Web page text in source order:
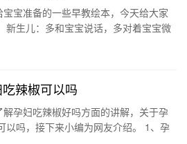
宝准备的一些早教绘本，今天给大家
新生儿：多和宝宝说话，多对着宝宝微
辣椒可以吗
孕妇吃辣椒好吗方面的讲解，关于孕
以吗，接下来小编为网友介绍。 1、孕